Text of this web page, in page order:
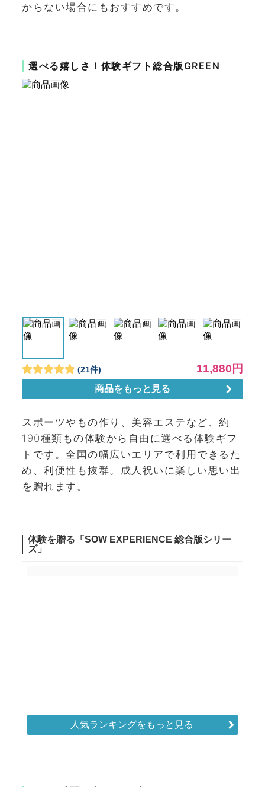
からない場合にもおすすめです。
選べる嬉しさ！体験ギフト総合版GREEN
スポーツやもの作り、美容エステなど、約
190種類もの体験から自由に選べる体験ギフ
トです。全国の幅広いエリアで利用できるた
め、利便性も抜群。成人祝いに楽しい思い出
を贈れます。
人気ランキングをもっと見る